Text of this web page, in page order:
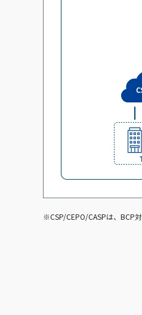
※CSP/CEPO/CASPは、BCP